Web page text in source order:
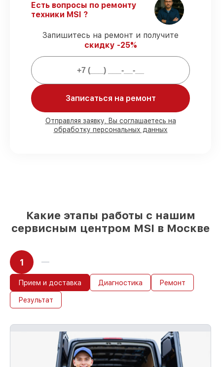
подтверждает их уровень мастерства.
Соблюдение сроков починки–
гарантируем завершение работ без
задержек.
Подтвержденная гарантия
работы по восстановлению проводятся с
официальной гарантией.
Мы гарантируем:
80%работ под контролем клиента
90%комплектующих для материнских
Есть вопросы по ремонту
техники MSI ?
Запишитесь на ремонт и получите
скидку -25%
Записаться на ремонт
Отправляя заявку, Вы соглашаетесь на
обработку персональных данных
Какие этапы работы с нашим
сервисным центром MSI в Москве
1
Прием и доставка Диагностика Ремонт
Результат